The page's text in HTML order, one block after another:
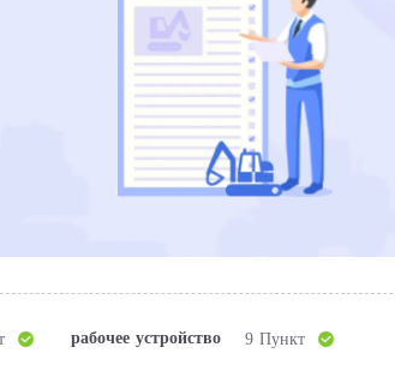
рабочее устройство 9 Пункт